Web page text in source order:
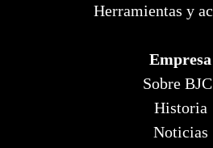
Herramientas y
Empresa
Sobre BJC
Historia
Noticias